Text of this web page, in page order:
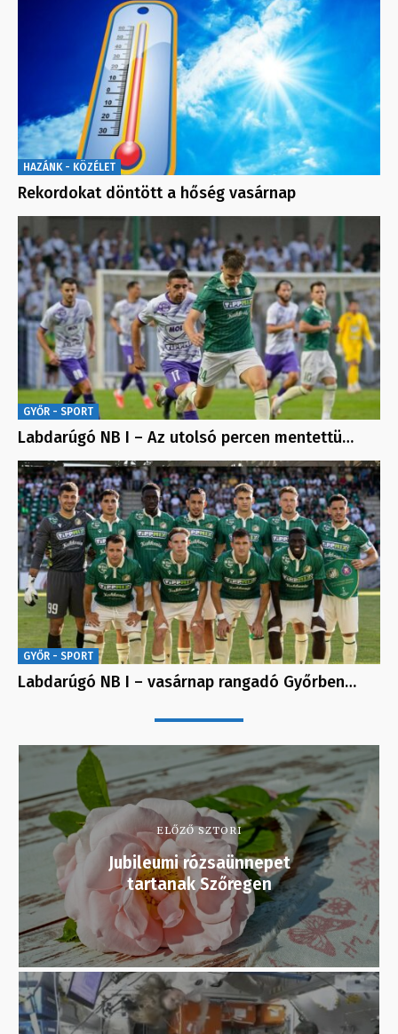
HAZÁNK - KÖZÉLET
Rekordokat döntött a hőség vasárnap
GYŐR - SPORT
Labdarúgó NB I – Az utolsó percen mentettü…
GYŐR - SPORT
Labdarúgó NB I – vasárnap rangadó Győrben…
ELŐZŐ SZTORI
Jubileumi rózsaünnepet
tartanak Szőregen